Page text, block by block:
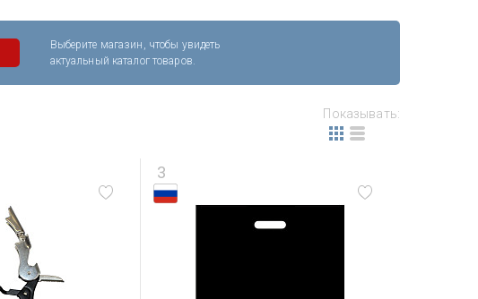
Выберите магазин, чтобы увидеть
актуальный каталог товаров.
Показывать:
3